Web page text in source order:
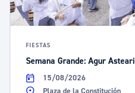
FIESTAS
Semana Grande: Agur Asteari
15/08/2026
Plaza de la Constitución